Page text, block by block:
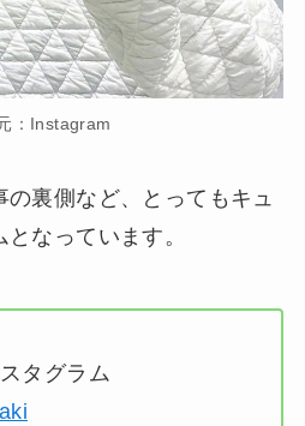
：Instagram
裏側など、とってもキュ
なっています。
タグラム